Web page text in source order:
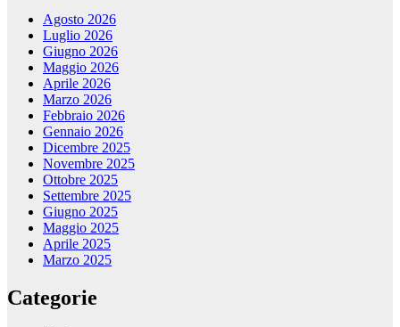
Agosto 2026
Luglio 2026
Giugno 2026
Maggio 2026
Aprile 2026
Marzo 2026
Febbraio 2026
Gennaio 2026
Dicembre 2025
Novembre 2025
Ottobre 2025
Settembre 2025
Giugno 2025
Maggio 2025
Aprile 2025
Marzo 2025
Categorie